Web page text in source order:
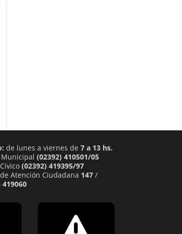
de lunes a viernes de 7 a 13 hs.
Municipal (02392) 410501/05
(02392) 419395/97
Atención Ciudadana 147/
419060